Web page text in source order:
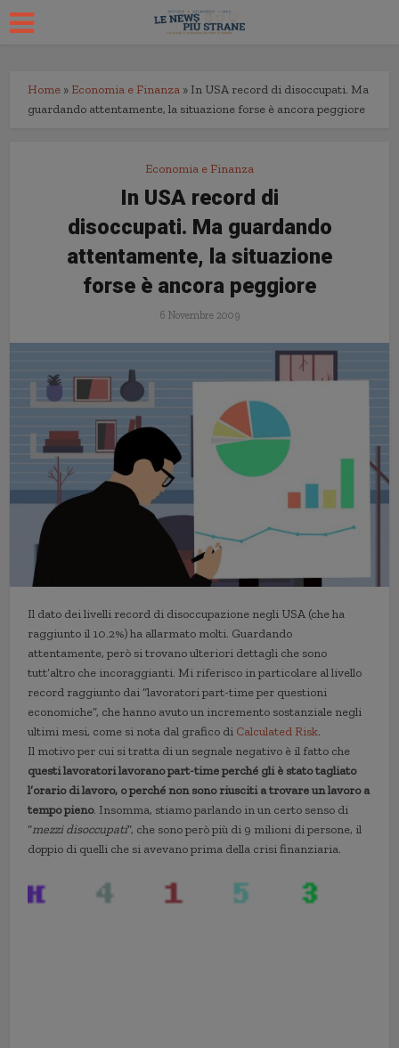
Home » Economia e Finanza » In USA record di disoccupati. Ma
guardando attentamente, la situazione forse è ancora peggiore
Economia e Finanza
In USA record di
disoccupati. Ma guardando
attentamente, la situazione
forse è ancora peggiore
6 Novembre 2009
Il dato dei livelli record di disoccupazione negli USA (che ha
raggiunto il 10.2%) ha allarmato molti. Guardando
attentamente, però si trovano ulteriori dettagli che sono
tutt’altro che incoraggianti. Mi riferisco in particolare al livello
record raggiunto dai “lavoratori part-time per questioni
economiche”, che hanno avuto un incremento sostanziale negli
ultimi mesi, come si nota dal grafico di Calculated Risk.
Il motivo per cui si tratta di un segnale negativo è il fatto che
questi lavoratori lavorano part-time perché gli è stato tagliato
l’orario di lavoro, o perché non sono riusciti a trovare un lavoro a
tempo pieno. Insomma, stiamo parlando in un certo senso di
“mezzi disoccupati“, che sono però più di 9 milioni di persone, il
doppio di quelli che si avevano prima della crisi finanziaria.